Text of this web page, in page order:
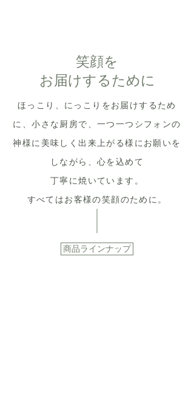
笑顔を
​お届けするために
ほっこり、にっこりをお届けするため
に、小さな厨房で、一つ一つシフォンの
神様に美味しく出来上がる様にお願いを
しながら、心を込めて
丁寧に焼いています。
​すべてはお客様の笑顔のために。
商品ラインナップ